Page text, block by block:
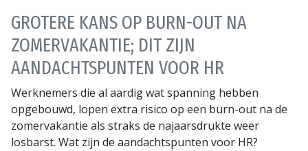
GROTERE KANS OP BURN-OUT NA
ZOMERVAKANTIE; DIT ZIJN
AANDACHTSPUNTEN VOOR HR
Werknemers die al aardig wat spanning hebben
opgebouwd, lopen extra risico op een burn-out na de
zomervakantie als straks de najaarsdrukte weer
losbarst. Wat zijn de aandachtspunten voor HR?